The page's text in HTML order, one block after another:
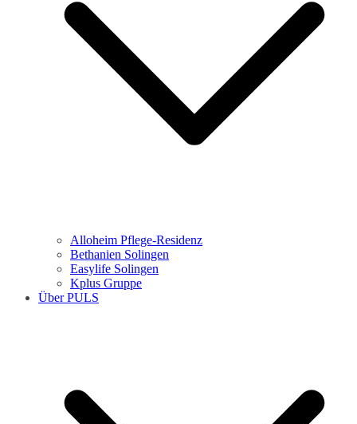
Alloheim Pflege-Residenz
Bethanien Solingen
Easylife Solingen
Kplus Gruppe
Über PULS